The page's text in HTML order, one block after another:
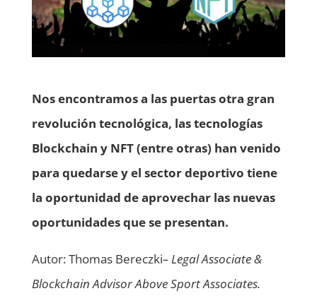
Nos encontramos a las puertas otra gran
revolución tecnológica, las tecnologías
Blockchain y NFT (entre otras) han venido
para quedarse y el sector deportivo tiene
la oportunidad de aprovechar las nuevas
oportunidades que se presentan.
Autor: Thomas Bereczki– Legal Associate &
Blockchain Advisor Above Sport Associates.